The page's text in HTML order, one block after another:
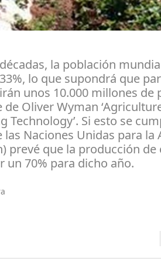
la población
lo que supondrá que
unos 10.000 millones de
Oliver Wyman
Technology’. Si esto se
las Naciones Unidas para la
prevé que la producción de
un 70% para dicho año.